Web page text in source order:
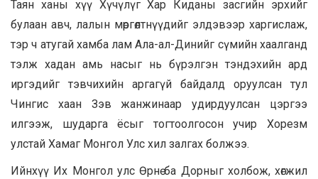
Таян ханы хүү Хүчүлүг Хар Киданы засгийн эрхийг
булаан авч, лалын мөргөлтнүүдийг элдэвээр харгислаж,
тэр ч атугай хамба лам Ала-ал-Динийг сүмийн хаалганд
тэлж хадан амь насыг нь бүрэлгэн тэндэхийн ард
иргэдийг тэвчихийн аргагүй байдалд оруулсан тул
Чингис хаан Зэв жанжинаар удирдуулсан цэргээ
илгээж, шударга ёсыг тогтоолгосон учир Хорезм
улстай Хамаг Монгол Улс хил залгах болжээ.
Ийнхүү Их Монгол улс Өрнө ба Дорныг холбож, хөгжил